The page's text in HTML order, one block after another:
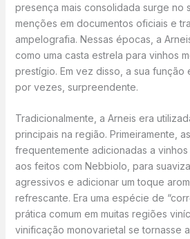
presença mais consolidada surge no
menções em documentos oficiais e
ampelografia. Nessas épocas, a
como uma casta estrela para vinhos
prestígio. Em vez disso, a sua função
por vezes, surpreendente.
Tradicionalmente, a Arneis era
principais na região. Primeiramente,
frequentemente adicionadas a
aos feitos com Nebbiolo, para
agressivos e adicionar um toque
refrescante. Era uma espécie de
prática comum em muitas regiões
vinificação monovarietal se tornasse